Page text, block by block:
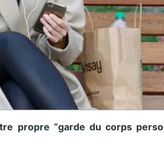
propre “garde du corps